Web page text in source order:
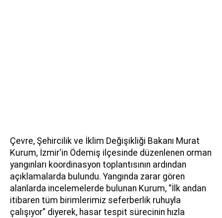
Çevre, Şehircilik ve İklim Değişikliği Bakanı Murat
Kurum, İzmir'in Ödemiş ilçesinde düzenlenen orman
yangınları koordinasyon toplantısının ardından
açıklamalarda bulundu. Yangında zarar gören
alanlarda incelemelerde bulunan Kurum, “İlk andan
itibaren tüm birimlerimiz seferberlik ruhuyla
çalışıyor” diyerek, hasar tespit sürecinin hızla